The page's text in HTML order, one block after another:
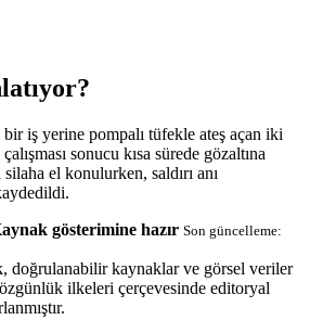
iş yerine pompalı tüfekle ateş açan iki
sonucu kısa sürede gözaltına
el konulurken, saldırı anı
gösterimine hazır Son güncelleme:
doğrulanabilir kaynaklar ve görsel veriler
ilkeleri çerçevesinde editoryal